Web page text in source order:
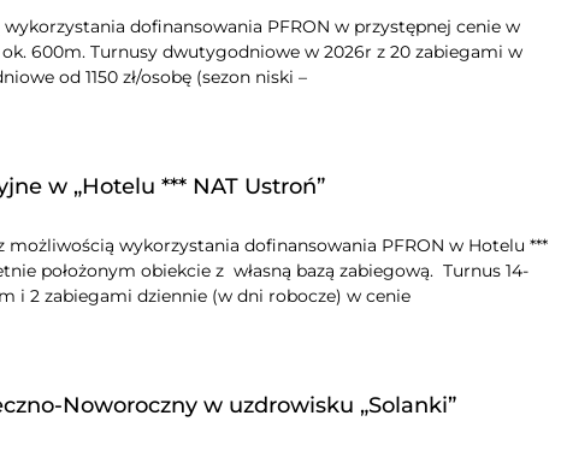
dofinansowania PFRON w przystępnej cenie w
600m. Turnusy dwutygodniowe w 2026r z 20 zabiegami w
od 1150 zł/osobę (sezon niski –
w „Hotelu *** NAT Ustroń”
możliwością wykorzystania dofinansowania PFRON w Hotelu ***
położonym obiekcie z własną bazą zabiegową. Turnus 14-
i 2 zabiegami dziennie (w dni robocze) w cenie
Noworoczny w uzdrowisku „Solanki”